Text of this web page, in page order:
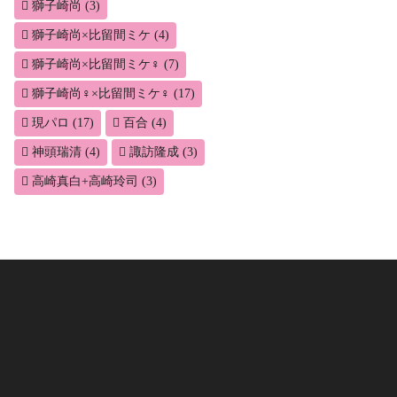
獅子崎尚 (3)
獅子崎尚×比留間ミケ (4)
獅子崎尚×比留間ミケ♀ (7)
獅子崎尚♀×比留間ミケ♀ (17)
現パロ (17) 百合 (4)
神頭瑞清 (4) 諏訪隆成 (3)
高崎真白+高崎玲司 (3)